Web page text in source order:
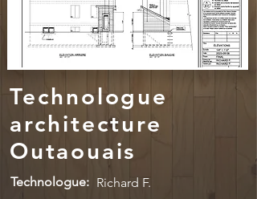
Technologue
architecture
Outaouais
Technologue: Richard F.